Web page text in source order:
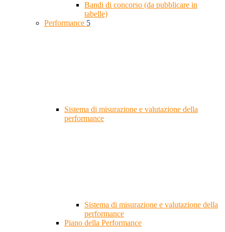
Bandi di concorso (da pubblicare in
tabelle)
Performance 5
Sistema di misurazione e valutazione della
performance
Sistema di misurazione e valutazione della
performance
Piano della Performance